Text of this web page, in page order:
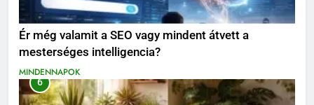
Ér még valamit a SEO vagy mindent átvett a
mesterséges intelligencia?
MINDENNAPOK
6